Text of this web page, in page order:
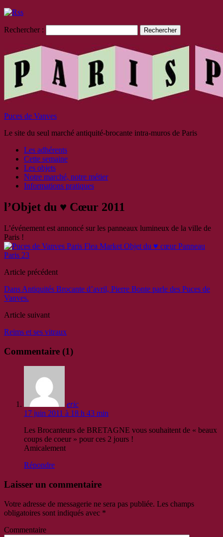
Rechercher :
Puces de Vanves
Le site du seul marché antiquité-brocante intra-muros de Paris
Les adhérents
Cette semaine
Les objets
Notre marché, notre métier
Informations pratiques
l’Objet du ♥ Cœur 2011
L’événement est annoncé sur les panneaux lumineux de la ville de
Paris !
Article précédent
Dans Antiquités Brocante d’avril, Pierre Bonte parle des Puces de
Vanves.
Article suivant
Reims et ses vitraux
Commentaire (1)
eric
17 juin 2011 à 18 h 43 min
Les Brocanteurs de BRETAGNE vous souhaitent de « beaux
coups de coeur » pour ces 2 jours !
Amicalement
Répondre
Laisser un commentaire
Votre adresse de messagerie ne sera pas publiée. Les champs
obligatoires sont indiqués avec *
Commentaire